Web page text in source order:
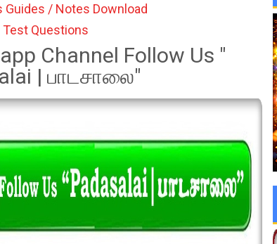
Guides / Notes Download
Questions
Channel Follow Us "
| பாடசாலை"